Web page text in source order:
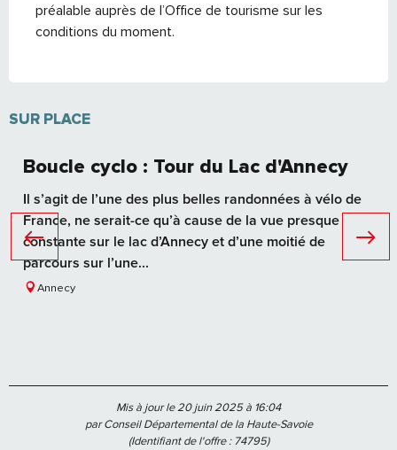
préalable auprès de l’Office de tourisme sur les
conditions du moment.
SUR PLACE
Boucle cyclo : Tour du Lac d'Annecy
Il s’agit de l’une des plus belles randonnées à vélo de
France, ne serait-ce qu’à cause de la vue presque
constante sur le lac d’Annecy et d’une moitié de
parcours sur l’une...
Annecy
Mis à jour le 20 juin 2025 à 16:04
par Conseil Départemental de la Haute-Savoie
(Identifiant de l'offre :74795)